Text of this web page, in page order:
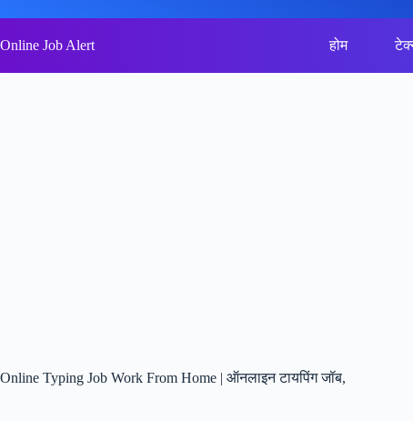
to
content
Online Job Alert होम
Online Typing Job Work From Home | ऑनलाइन टायपिंग जॉब,